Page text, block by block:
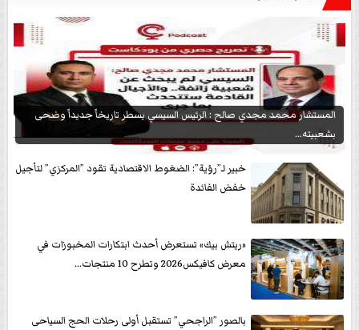
المستشار محمد مجدي صالح : الرئيس السيسي يسطر تاريخاً جديداً وضحى
بشعبيته...
خبير لـ”رؤية”: الضغوط الاقتصادية تقود ”المركزي” لتأجيل
خفض الفائدة
«ريتش بيك» تستعرض أحدث ابتكارات المخبوزات في
معرض كافيكس2026 وتطرح 10 منتجات...
بالصور ”الراجحي” تستقبل أولى رحلات الحج السياحى